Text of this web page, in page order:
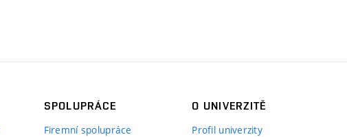
SPOLUPRÁCE
Firemní spolupráce
O UNIVERZITĚ
Profil univerzity